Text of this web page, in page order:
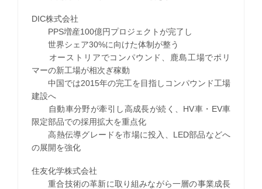
DIC株式会社
PPS増産100億円プロジェクトが完了し
世界シェア30%に向けた体制が整う
オーストリアでコンパウンド、鹿島工場でポリ
マーの新工場が相次ぎ稼動
中国では2015年の完工を目指しコンパウンド工場
建設へ
自動車分野が牽引し高成長が続く、HV車・EV車
限定部品での採用拡大を重点化
高熱伝導グレードを市場に投入、LED部品などへ
の展開を強化
住友化学株式会社
重合技術の革新に取り組みながら一層の事業成長